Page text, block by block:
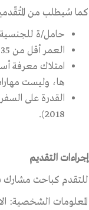
كما سُيطلب من
حامل/ة للجنسية
العمر أقل من 35 عا ًما.
امتلاك معرفة
ها، وليست مهارات
القدرة على
2018).
إجراءات التقديم
للتقدم كباحث مشارك
المعلومات الشخصية: